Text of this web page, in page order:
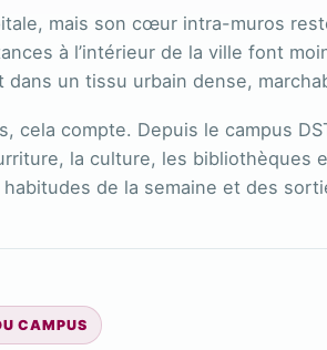
mais son cœur intra-muros
à l’intérieur de la ville font
dans un tissu urbain dense,
cela compte. Depuis le campus
la culture, les bibliothèques
de la semaine et des
CAMPUS